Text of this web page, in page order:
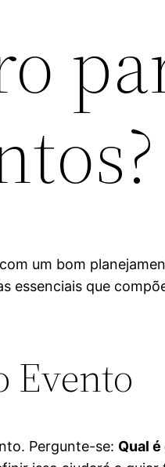
um bom
essenciais que
Evento
Pergunte-se: Qual